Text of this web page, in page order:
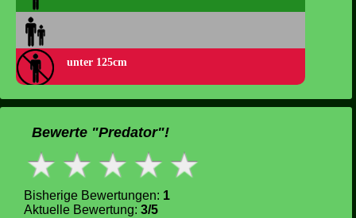
unter 125cm
Bewerte "Predator"!
Bisherige Bewertungen: 1
Aktuelle Bewertung: 3/5